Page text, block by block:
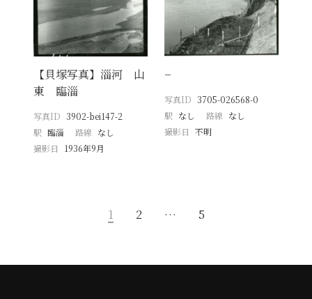
【貝塚写真】淄河 山
東 臨淄
写真ID 3902-bei147-2
駅 臨淄 路線 なし
撮影日
1936年9月
−
写真ID 3705-026568-0
駅 なし 路線 なし
撮影日 不明
1 2 … 5